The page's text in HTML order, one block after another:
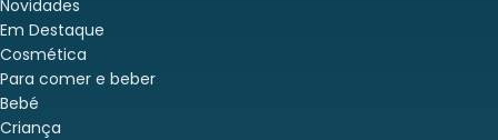
Novidades
Em Destaque
Cosmética
Para comer e beber
Bebé
Criança